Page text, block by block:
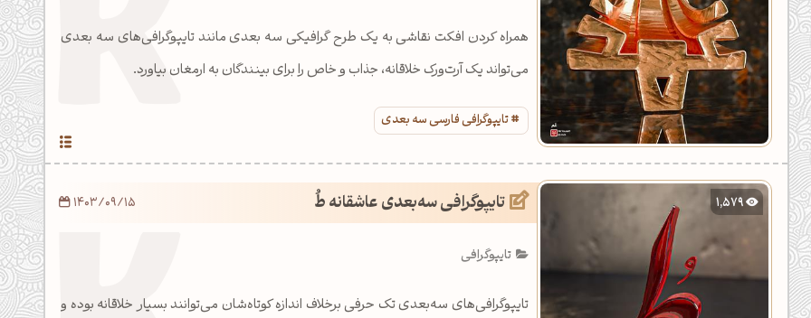
همراه کردن افکت نقاشی به یک طرح گرافیکی سه بعدی مانند تایپوگرافی‌های سه بعدی
می‌تواند یک آرت‌ورک خلاقانه، جذاب و خاص را برای بینندگان به ارمغان بیاورد.
تایپوگرافی فارسی سه بعدی
1,579 تایپوگرافی سه‌بعدی عاشقانه طُ
تایپوگرافی
تایپوگرافی‌های سه‌بعدی تک حرفی برخلاف اندازه کوتاه‌شان می‌توانند بسیار خلاقانه بوده و
1403/09/15